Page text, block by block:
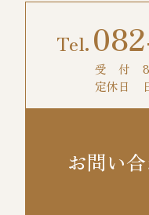
受 付
定休日
お問い